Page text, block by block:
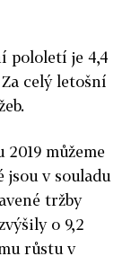
pololetí je 4,4
celý letošní
můžeme
jsou v souladu
tržby
o 9,2
růstu v